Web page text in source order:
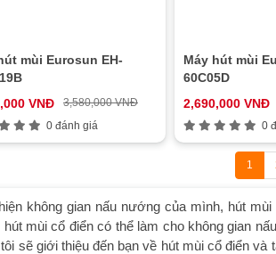
mùi Eurosun EH-
VNĐ
3,580,000 VNĐ
0 đánh giá
Máy hút mùi
60C05D
2,690,000 VNĐ
0
1
không gian nấu nướng của mình, hút
mùi cổ điển có thể làm cho không gian
sẽ giới thiệu đến bạn về hút mùi cổ điển